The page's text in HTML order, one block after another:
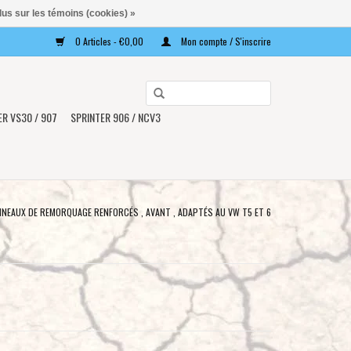
0 Articles - €0,00 Mon compte / S'inscrire
sélectionner
résultat
Entrée
VS30 / 907
SPRINTER 906 / NCV3
DE REMORQUAGE RENFORCÉS , AVANT , ADAPTÉS AU VW T5 ET 6
sur les témoins (cookies) »